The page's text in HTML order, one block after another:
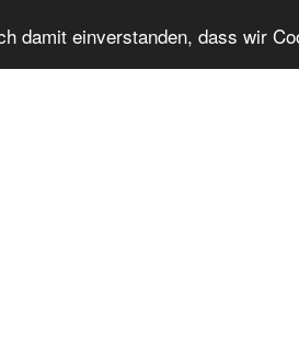
damit einverstanden, dass wir